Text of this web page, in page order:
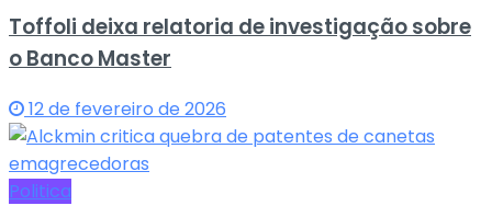
Toffoli deixa relatoria de investigação sobre
o Banco Master
12 de fevereiro de 2026
Politica